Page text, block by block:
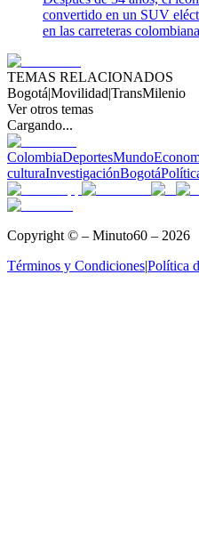
convertido en un SUV
en las carreteras
TEMAS RELACIONADOS
Bogotá|Movilidad|TransMilenio
Ver otros temas
Cargando...
ColombiaDeportesMundo
culturaInvestigaciónBogotá
Copyright © – Minuto60 – 2026
Términos y Condiciones|Política